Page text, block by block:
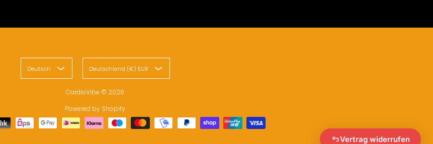
Deutsch Deutschland (€) EUR
CardioVibe © 2026
Powered by Shopify
Vertrag widerrufen